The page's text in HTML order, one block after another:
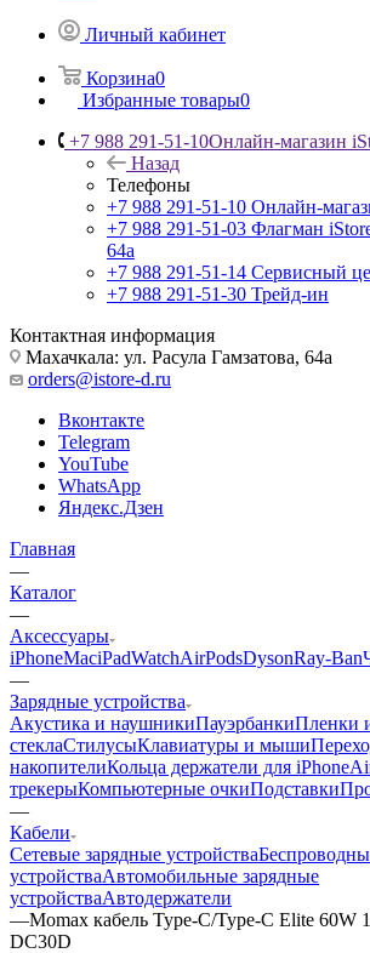
Личный кабинет
Корзина0
Избранные товары0
+7 988 291-51-10Онлайн-магазин
Назад
Телефоны
+7 988 291-51-10 Онлайн-
+7 988 291-51-03 Флагман
64а
+7 988 291-51-14 Сервисный
+7 988 291-51-30 Трейд-ин
Контактная информация
Махачкала: ул. Расула Гамзатова, 64а
orders@istore-d.ru
Вконтакте
Telegram
YouTube
WhatsApp
Яндекс.Дзен
Главная
—
Каталог
—
Аксессуары
iPhoneMaciPadWatchAirPodsDysonRay-Ban
—
Зарядные устройства
Акустика и наушникиПауэрбанкиПленки
стеклаСтилусыКлавиатуры и мыши
накопителиКольца держатели для iPhone
трекерыКомпьютерные очкиПодставки
—
Кабели
Сетевые зарядные устройства
устройстваАвтомобильные зарядные
устройстваАвтодержатели
—Momax кабель Type-C/Type-C Elite 60W
DC30D